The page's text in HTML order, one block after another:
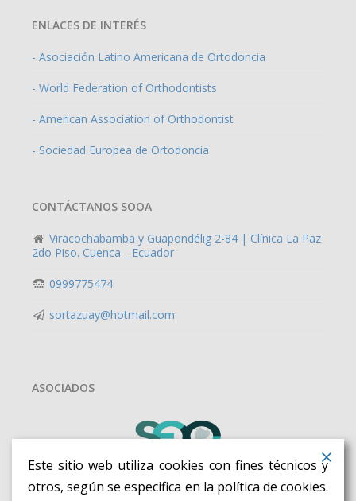
ENLACES DE INTERÉS
- Asociación Latino Americana de Ortodoncia
- World Federation of Orthodontists
- American Association of Orthodontist
- Sociedad Europea de Ortodoncia
CONTÁCTANOS SOOA
Viracochabamba y Guapondélig 2-84 | Clínica La Paz
2do Piso. Cuenca _ Ecuador
0999775474
sortazuay@hotmail.com
ASOCIADOS
Este sitio web utiliza cookies con fines técnicos y
otros, según se especifica en la política de cookies.